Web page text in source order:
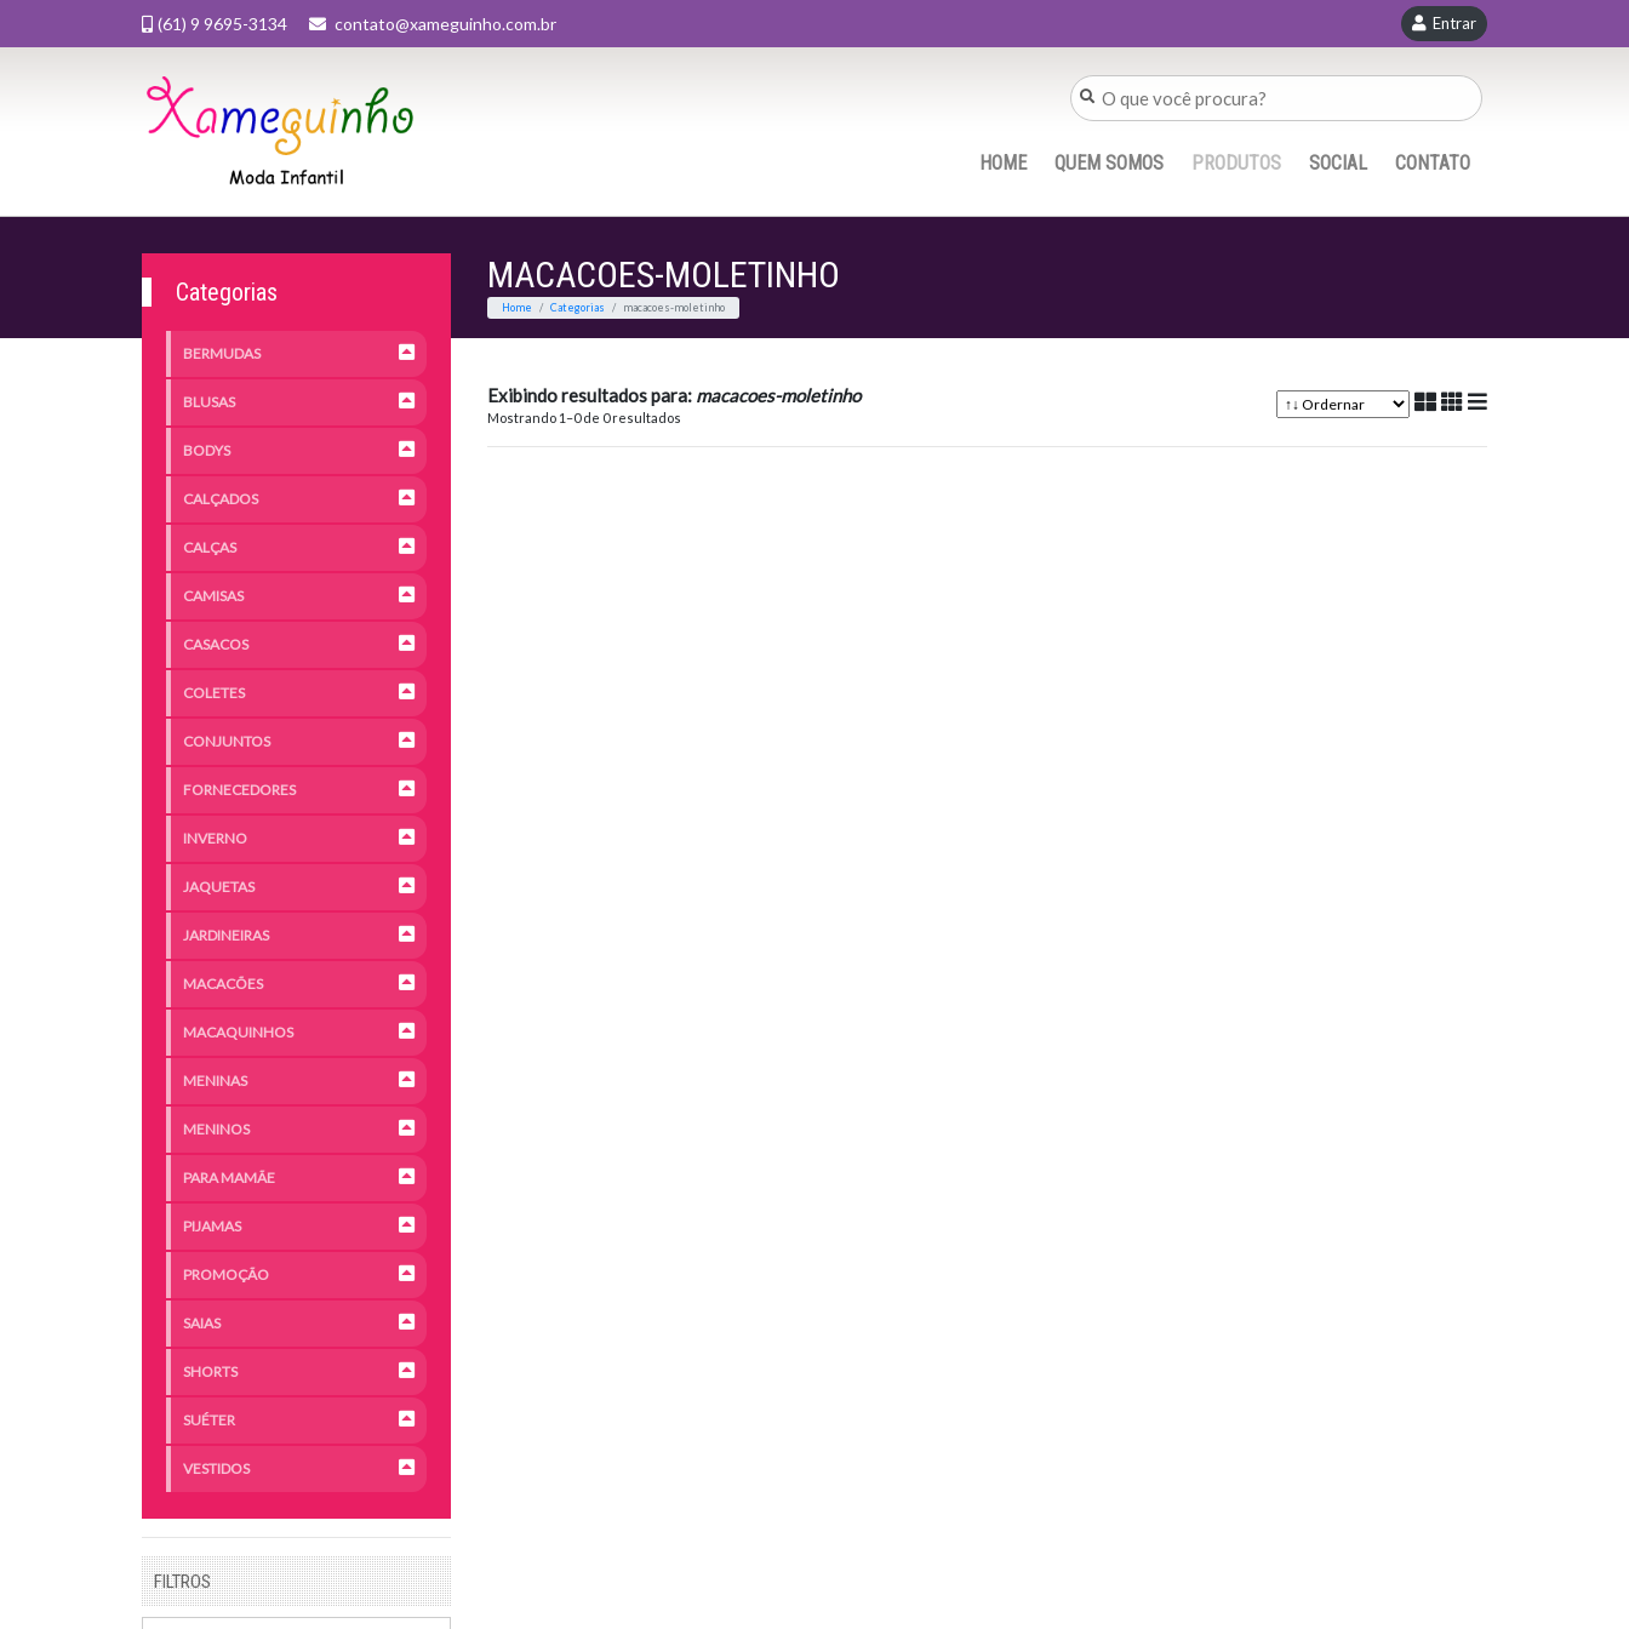
(61) 9 9695-3134 contato@xameguinho.com.br Entrar
HOME QUEM SOMOS PRODUTOS SOCIAL CONTATO
Categorias
BERMUDAS
BLUSAS
BODYS
CALÇADOS
CALÇAS
CAMISAS
CASACOS
COLETES
CONJUNTOS
FORNECEDORES
INVERNO
JAQUETAS
JARDINEIRAS
MACACÕES
MACAQUINHOS
MENINAS
MENINOS
PARA MAMÃE
PIJAMAS
PROMOÇÃO
SAIAS
SHORTS
SUÉTER
VESTIDOS
FILTROS
MACACOES-MOLETINHO
Home macacoes-moletinho
Exibindo resultados para: macacoes-moletinho
Mostrando 1–0 de 0 resultados